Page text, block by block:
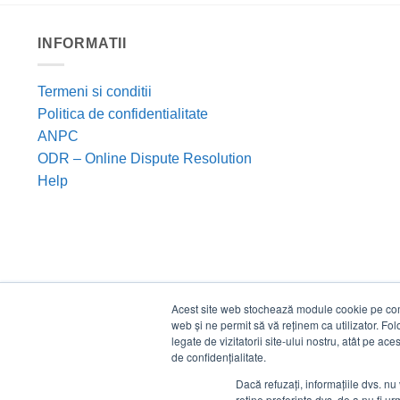
Acest site web stochează module cookie pe
web și ne permit să vă reținem ca utilizator.
legate de vizitatorii site-ului nostru, atât pe
de confidențialitate.
Dacă refuzați, informațiile dvs.
INFORMATII
Termeni si conditii
Politica de confidentialitate
ANPC
ODR – Online Dispute Resolution
Help